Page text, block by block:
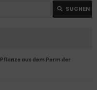
SUCHEN
Pflanze aus dem Perm der